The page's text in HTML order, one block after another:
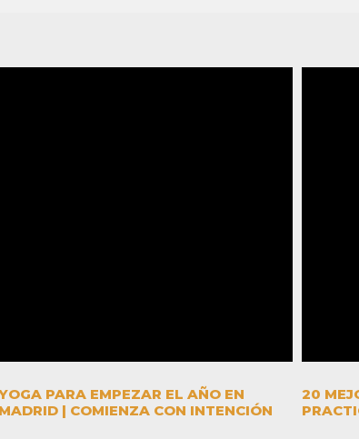
PARA EMPEZAR EL AÑO EN
MADRID | COMIENZA CON INTENCIÓN
20